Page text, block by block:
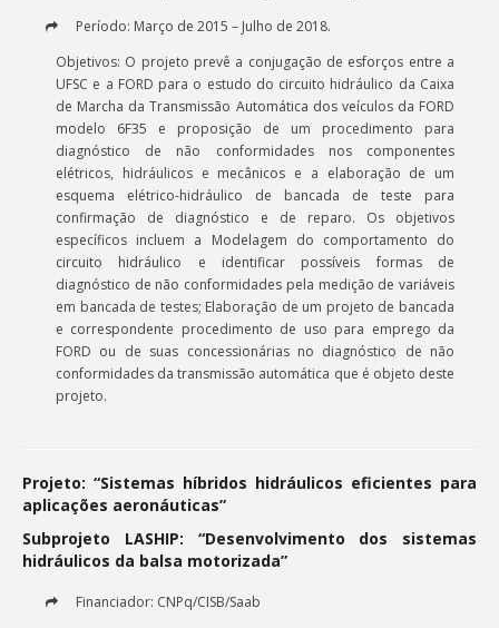
Período: Março de 2015 – Julho de 2018.
Objetivos: O projeto prevê a conjugação de esforços entre a
UFSC e a FORD para o estudo do circuito hidráulico da Caixa
de Marcha da Transmissão Automática dos veículos da FORD
modelo 6F35 e proposição de um procedimento para
diagnóstico de não conformidades nos componentes
elétricos, hidráulicos e mecânicos e a elaboração de um
esquema elétrico-hidráulico de bancada de teste para
confirmação de diagnóstico e de reparo. Os objetivos
específicos incluem a Modelagem do comportamento do
circuito hidráulico e identificar possíveis formas de
diagnóstico de não conformidades pela medição de variáveis
em bancada de testes; Elaboração de um projeto de bancada
e correspondente procedimento de uso para emprego da
FORD ou de suas concessionárias no diagnóstico de não
conformidades da transmissão automática que é objeto deste
projeto.
Projeto: “Sistemas híbridos hidráulicos eficientes para
aplicações aeronáuticas”
Subprojeto LASHIP: “Desenvolvimento dos sistemas
hidráulicos da balsa motorizada”
Financiador: CNPq/CISB/Saab